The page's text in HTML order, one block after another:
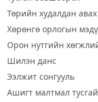
Төрийн худалдан
Хөрөнгө орлогын
Орон нутгийн
Шилэн данс
Ээлжит сонгууль
Ашигт малтмал